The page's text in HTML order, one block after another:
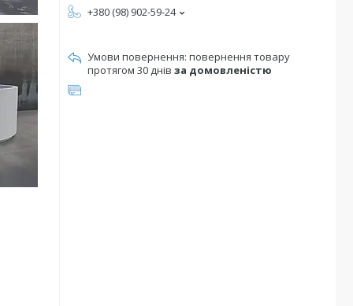
+380 (98) 902-59-24
повернення товару
протягом 30 днів за домовленістю